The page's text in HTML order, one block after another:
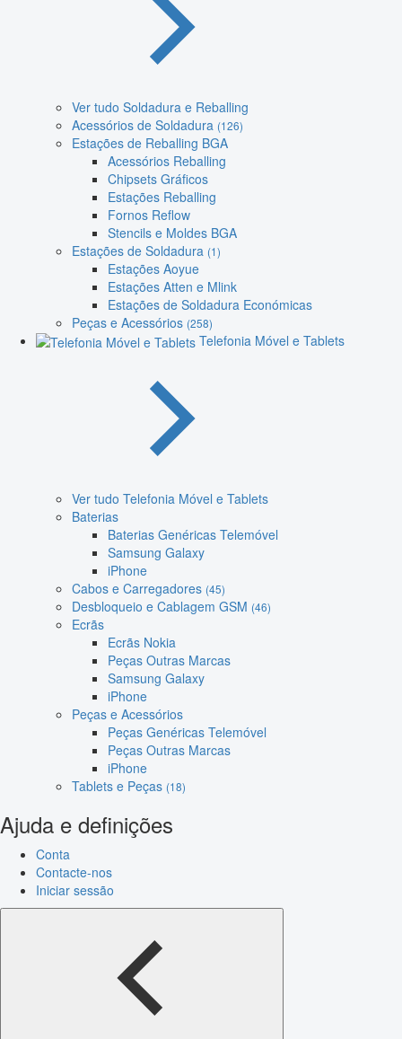
Ver tudo Soldadura e Reballing
Acessórios de Soldadura (126)
Estações de Reballing BGA
Acessórios Reballing
Chipsets Gráficos
Estações Reballing
Fornos Reflow
Stencils e Moldes BGA
Estações de Soldadura (1)
Estações Aoyue
Estações Atten e Mlink
Estações de Soldadura Económicas
Peças e Acessórios (258)
Telefonia Móvel e Tablets
Ver tudo Telefonia Móvel e Tablets
Baterias
Baterias Genéricas Telemóvel
Samsung Galaxy
iPhone
Cabos e Carregadores (45)
Desbloqueio e Cablagem GSM (46)
Ecrãs
Ecrãs Nokia
Peças Outras Marcas
Samsung Galaxy
iPhone
Peças e Acessórios
Peças Genéricas Telemóvel
Peças Outras Marcas
iPhone
Tablets e Peças (18)
Ajuda e definições
Conta
Contacte-nos
Iniciar sessão